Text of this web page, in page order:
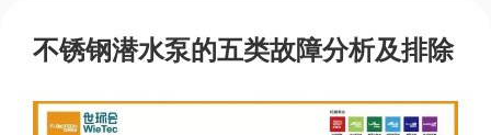
不锈钢潜水泵的五类故障分析及排除